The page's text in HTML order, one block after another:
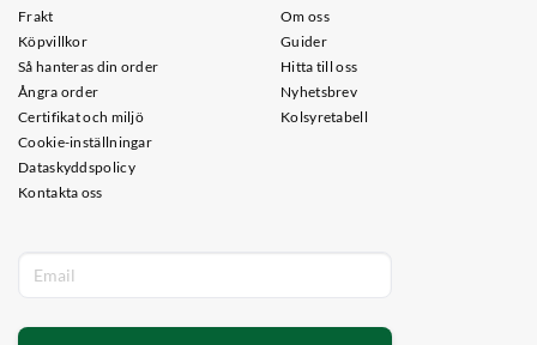
Frakt
Köpvillkor
Så hanteras din order
Ångra order
Certifikat och miljö
Cookie-inställningar
Dataskyddspolicy
Kontakta oss
Om oss
Guider
Hitta till oss
Nyhetsbrev
Kolsyretabell